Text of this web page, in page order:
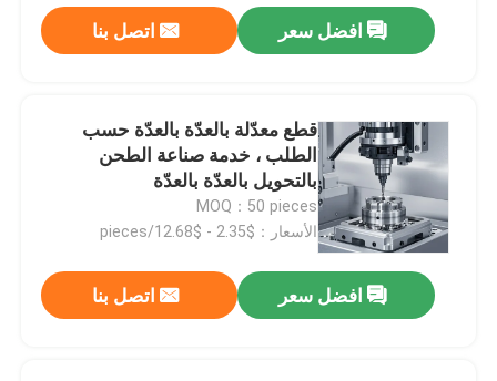
افضل سعر اتصل بنا
قطع معدّلة بالعدّة بالعدّة حسب
الطلب ، خدمة صناعة الطحن
بالتحويل بالعدّة بالعدّة
MOQ：50 pieces
الأسعار：$2.35 - $12.68/pieces
افضل سعر اتصل بنا